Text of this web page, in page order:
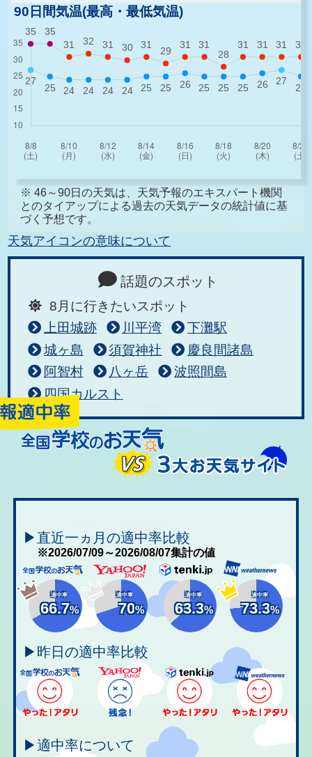
90日間気温(最高・最低気温)
※ 46～90日の天気は、天気予報のエキスパート機関
とのタイアップによる過去の天気データの統計値に基
づく予想です。
天気アイコンの意味について
話題のスポット
8月に行きたいスポット
上田城跡
川平湾
下灘駅
城ヶ島
須賀神社
慶良間諸島
阿智村
八ヶ岳
波照間島
四国カルスト
▶直近一ヵ月の適中率比較
※2026/07/09～2026/08/07集計の値
適中率
66.7%
適中率
70%
適中率
63.3%
適中率
73.3%
▶昨日の適中率比較
▶適中率について